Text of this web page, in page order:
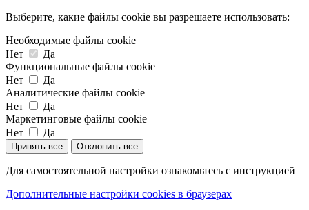
Выберите, какие файлы cookie вы разрешаете использовать:
Необходимые файлы cookie
Нет
Да
Функциональные файлы cookie
Нет
Да
Аналитические файлы cookie
Нет
Да
Маркетинговые файлы cookie
Нет
Да
Принять все Отклонить все
Для самостоятельной настройки ознакомьтесь с инструкцией
Дополнительные настройки cookies в браузерах